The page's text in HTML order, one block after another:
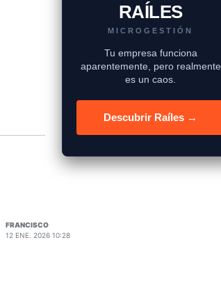
FRANCISCO
12 ENE. 2026 10:28
RAÍLES
MICROGESTIÓN
Tu empresa funciona
aparentemente, pero realmente
es un caos.
Descubrir Raíles →